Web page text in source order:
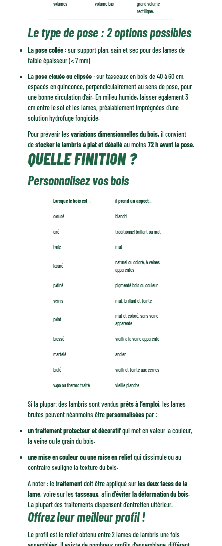
volumes.
volume bas.
grand volume
rectiligne.
Le type de pose : 2 options possibles
Lapose collée : sur support plan, sain et sec pour des lames de
faible épaisseur (< 7 mm)
Lapose clouée ou clipsée : sur tasseaux en bois de 40 à 60 cm,
espacés en quinconce, perpendiculairement au sens de pose, pour
une bonne circulation d’air. En milieu humide, laisser également 3
cm entre le sol et les lames, préalablement imprégnées d’une
solution hydrofuge fongicide.
Pour prévenir lesvariations dimensionnelles du bois,il convient
destocker le lambris à plat et déballéau moins72 h avant la pose.
QUELLE FINITION ?
Personnalisez vos bois
Lorsque le bois est… il prend un aspect…
cérusé blanchi
ciré traditionnel brillant ou mat
huilé mat
lasuré
naturel ou coloré, à veines
apparentes
patiné pigmenté bois ou couleur
vernis mat, brillant et teinté
peint
mat et coloré, sans veine
apparente
brossé vieilli à la veine apparente
martelé ancien
brûlé vieilli et teinté aux cernes
vapo ou thermo traité vieille planche
Si la plupart des lambris sont vendusprêts à l’emploi, les lames
brutes peuvent néanmoins êtrepersonnaliséespar:
un traitement protecteur et décoratifqui met en valeur la couleur,
la veine ou le grain du bois.
une mise en couleur ou une mise en reliefqui dissimule ou au
contraire souligne la texture du bois.
A noter : letraitementdoit être appliqué surles deux faces de la
lame, voire sur lestasseaux, afind’éviter la déformation du bois.
La plupart des traitements dispensent d’entretien ultérieur.
Offrez leur meilleur profil !
Le profil est le relief obtenu entre 2 lames de lambris une fois